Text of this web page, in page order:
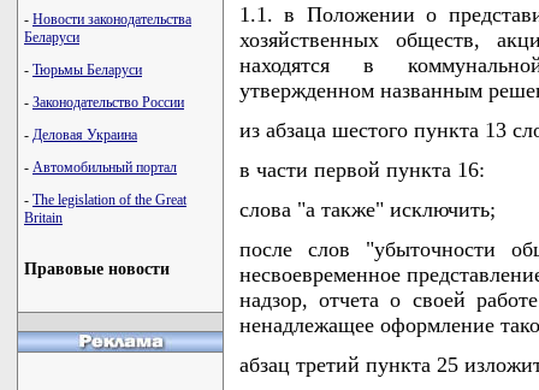
- Новости законодательства
Беларуси
- Тюрьмы Беларуси
- Законодательство России
- Деловая Украина
- Автомобильный портал
- The legislation of the Great
Britain
Правовые новости
1.1. в Положении о
хозяйственных обществ,
находятся в
утвержденном названным
из абзаца шестого пункта 13
в части первой пункта 16:
слова "а также" исключить;
после слов "убыточности
несвоевременное
надзор, отчета о своей
ненадлежащее оформление
абзац третий пункта 25